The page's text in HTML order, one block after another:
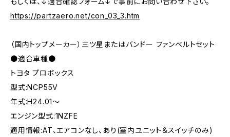
https://partzaero.net/con_03_3.htm
（国内トップメーカー）三ツ星またはバンドー ファンベルトセット
●適合車種●
トヨタ プロボックス
型式:NCP55V
年式:H24.01～
エンジン型式:1NZFE
適用情報:AT、エアコンなし、あり(室内ユニット＆スイッチのみ)